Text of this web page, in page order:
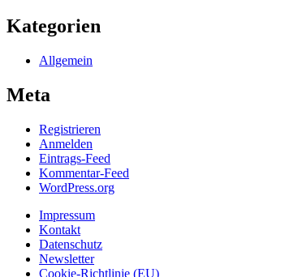
Kategorien
Allgemein
Meta
Registrieren
Anmelden
Eintrags-Feed
Kommentar-Feed
WordPress.org
Impressum
Kontakt
Datenschutz
Newsletter
Cookie-Richtlinie (EU)